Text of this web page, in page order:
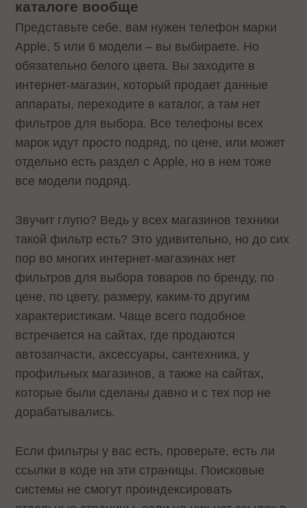
каталоге вообще
Представьте себе, вам нужен телефон марки
Apple, 5 или 6 модели – вы выбираете. Но
обязательно белого цвета. Вы заходите в
интернет-магазин, который продает данные
аппараты, переходите в каталог, а там нет
фильтров для выбора. Все телефоны всех
марок идут просто подряд, по цене, или может
отдельно есть раздел с Apple, но в нем тоже
все модели подряд.
Звучит глупо? Ведь у всех магазинов техники
такой фильтр есть? Это удивительно, но до сих
пор во многих интернет-магазинах нет
фильтров для выбора товаров по бренду, по
цене, по цвету, размеру, каким-то другим
характеристикам. Чаще всего подобное
встречается на сайтах, где продаются
автозапчасти, аксессуары, сантехника, у
профильных магазинов, а также на сайтах,
которые были сделаны давно и с тех пор не
дорабатывались.
Если фильтры у вас есть, проверьте, есть ли
ссылки в коде на эти страницы. Поисковые
системы не смогут проиндексировать